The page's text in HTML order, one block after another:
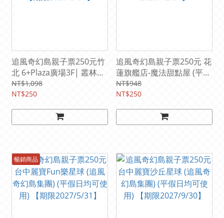
追風奇幻島親子票250元竹
北 6+Plaza廣場3F| 叢林歷
險記 (平假日均可使用)
【期限2029/3/31】
NT$1,098
NT$250
追風奇幻島親子票250元 花
蓮旗艦店-魔法甜點屋 (平假
日均可使用) 【期限
2028/12/31】
NT$948
NT$250
暢銷商品